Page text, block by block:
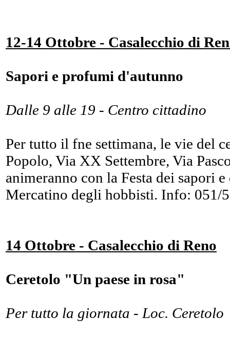
12-14 Ottobre - Casalecchio di
Sapori e profumi d'autunno
Dalle 9 alle 19 - Centro cittadino
Per tutto il fne settimana, le vie del
Popolo, Via XX Settembre, Via
animeranno con la Festa dei sapori e
Mercatino degli hobbisti. Info: 051/
14 Ottobre - Casalecchio di Reno
Ceretolo "Un paese in rosa"
Per tutto la giornata - Loc. Ceretolo